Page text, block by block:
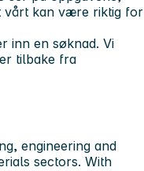
vårt kan være riktig for
inn en søknad. Vi
tilbake fra
engineering and
sectors. With